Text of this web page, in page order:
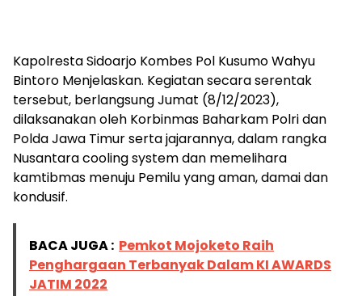
Kapolresta Sidoarjo Kombes Pol Kusumo Wahyu
Bintoro Menjelaskan. Kegiatan secara serentak
tersebut, berlangsung Jumat (8/12/2023),
dilaksanakan oleh Korbinmas Baharkam Polri dan
Polda Jawa Timur serta jajarannya, dalam rangka
Nusantara cooling system dan memelihara
kamtibmas menuju Pemilu yang aman, damai dan
kondusif.
BACA JUGA : Pemkot Mojoketo Raih
Penghargaan Terbanyak Dalam KI AWARDS
JATIM 2022